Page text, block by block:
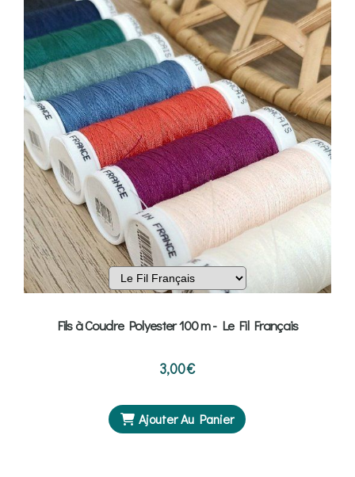
Fils à Coudre Polyester 100 m - Le Fil Français
3,00€
Ajouter Au Panier